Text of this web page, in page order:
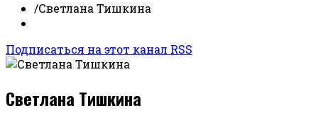
/Светлана Тишкина
Подписаться на этот канал RSS
Светлана Тишкина